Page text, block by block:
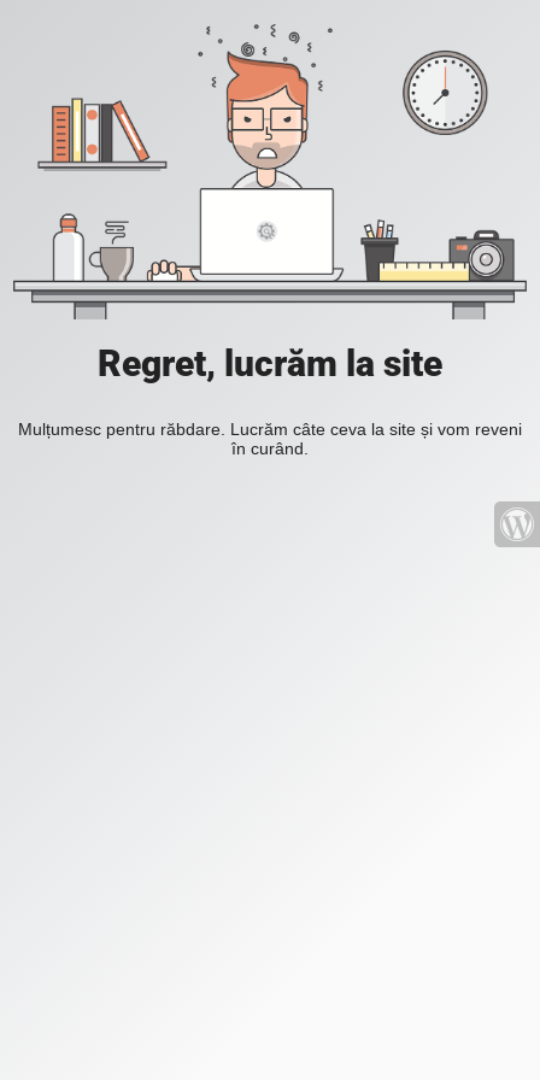
Regret, lucrăm la site
Mulțumesc pentru răbdare. Lucrăm câte ceva la site și vom reveni
în curând.